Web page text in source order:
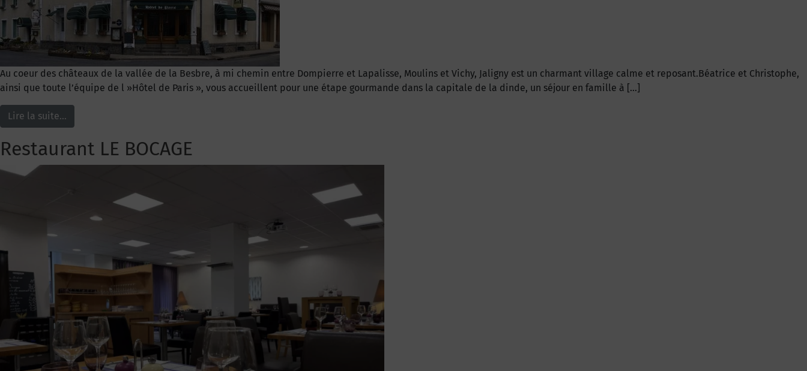
Au coeur des châteaux de la vallée de la Besbre, à mi chemin entre Dompierre et Lapalisse, Moulins et Vichy, Jaligny est un charmant village calme et reposant.Béatrice et Christophe,
ainsi que toute l’équipe de l »Hôtel de Paris », vous accueillent pour une étape gourmande dans la capitale de la dinde, un séjour en famille à […]
Lire la suite…
Restaurant LE BOCAGE